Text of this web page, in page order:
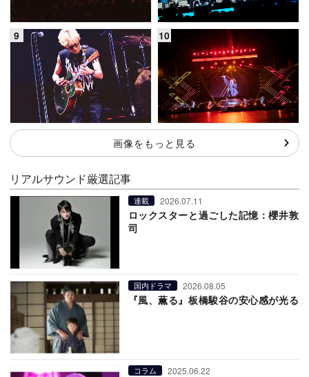
画像をもっと見る
リアルサウンド厳選記事
連載 2026.07.11
ロックスターと過ごした記憶：櫻井敦
司
国内ドラマ 2026.08.05
『風、薫る』板橋駿谷の安心感が光る
コラム 2025.06.22